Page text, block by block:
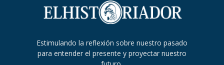
Estimulando la reflexión sobre nuestro pasado
para entender el presente y proyectar nuestro